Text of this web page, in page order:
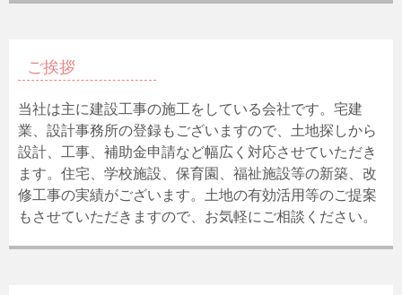
ご挨拶
当社は主に建設工事の施工をしている会社です。宅建
業、設計事務所の登録もございますので、土地探しから
設計、工事、補助金申請など幅広く対応させていただき
ます。住宅、学校施設、保育園、福祉施設等の新築、改
修工事の実績がございます。土地の有効活用等のご提案
もさせていただきますので、お気軽にご相談ください。